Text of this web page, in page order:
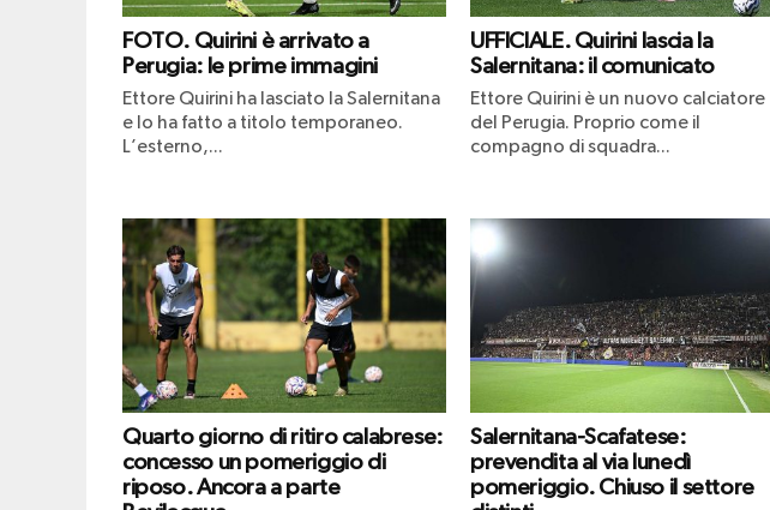
FOTO. Quirini è arrivato a
Perugia: le prime immagini
Ettore Quirini ha lasciato la Salernitana
e lo ha fatto a titolo temporaneo.
L’esterno,...
UFFICIALE. Quirini lascia la
Salernitana: il comunicato
Ettore Quirini è un nuovo calciatore
del Perugia. Proprio come il
compagno di squadra...
Quarto giorno di ritiro calabrese:
concesso un pomeriggio di
riposo. Ancora a parte
Salernitana-Scafatese:
prevendita al via lunedì
pomeriggio. Chiuso il settore